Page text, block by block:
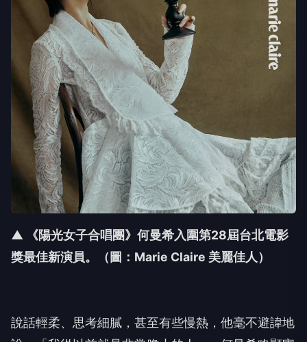
▲ 《陽光女子合唱團》何曼希入圍第28屆台北電影
獎最佳新演員。 （圖：Marie Claire 美麗佳人）
說話輕柔、思考細膩，甚至有些慢熱，他毫不避諱地